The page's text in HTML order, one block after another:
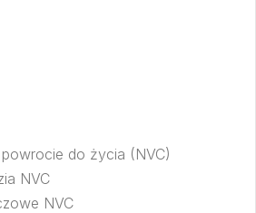
do życia (NVC)
NVC
NVC